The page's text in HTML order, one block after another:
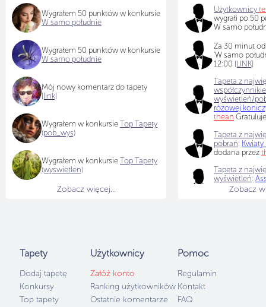
Wygrałem 50 punktów w konkursie
W samo południe
Wygrałem 50 punktów w konkursie
W samo południe
Mój nowy komentarz do tapety
[link]
Wygrałem w konkursie Top Tapety
(pob_wys)
Wygrałem w konkursie Top Tapety
(wyswietlen)
Zobacz więcej...
Użytkownicy
wygrałi po 50
W samo
Za 30 minut
'W samo
12:00 [LINK]
Tapeta z
wyświetleń/
różowej
thean
Tapeta z
pobrań:
dodana przez
Tapeta z
wyświetleń:
Kefalonia w
Zobacz
Tapety
Dodaj tapetę
Konkursy
Top tapety
Użytkownicy
Załóż konto
Ranking użytkowników
Ostatnie komentarze
Pomoc
Regulamin
Kontakt
FAQ